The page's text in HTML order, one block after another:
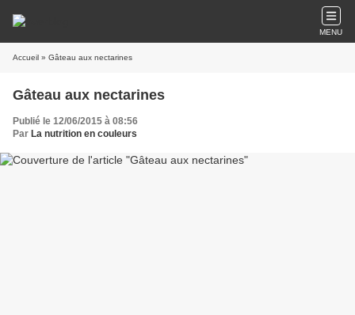
MENU
Accueil » Gâteau aux nectarines
Gâteau aux nectarines
Publié le 12/06/2015 à 08:56
Par La nutrition en couleurs